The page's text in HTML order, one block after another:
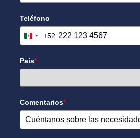
Teléfono
Mexico +52
+52
País*
Comentarios*